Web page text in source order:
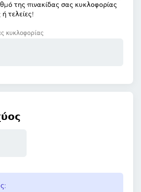
της πινακίδας σας κυκλοφορίας
τελείες!
κυκλοφορίας